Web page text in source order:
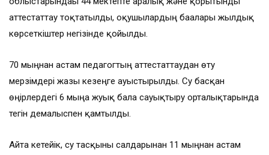
аттестаттау тоқтатылды, оқушылардың бағалары жылдық
көрсеткіштер негізінде қойылды.
70 мыңнан астам педагогтың аттестаттаудан өту
мерзімдері жазғы кезеңге ауыстырылды. Су басқан
өңірлердегі 6 мыңға жуық бала сауықтыру орталықтарында
тегін демалыспен қамтылды.
Айта кетейік, су тасқыны салдарынан 11 мыңнан астам